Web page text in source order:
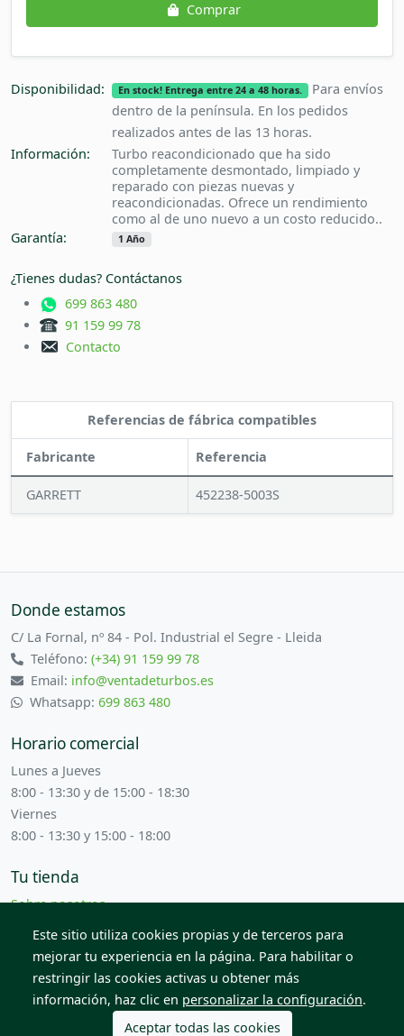
Comprar
Disponibilidad: En stock! Entrega entre 24 a 48 horas.
Para envíos
dentro de la península. En los pedidos
realizados antes de las 13 horas.
Información:
Turbo reacondicionado que ha sido
completamente desmontado, limpiado y
reparado con piezas nuevas y
reacondicionadas. Ofrece un rendimiento
como al de uno nuevo a un costo reducido..
Garantía:
1 Año
¿Tienes dudas? Contáctanos
699 863 480
91 159 99 78
Contacto
Referencias de fábrica compatibles
Fabricante Referencia
GARRETT 452238-5003S
Donde estamos
C/ La Fornal, nº 84 - Pol. Industrial el Segre - Lleida
Teléfono:(+34) 91 159 99 78
Email: info@ventadeturbos.es
Whatsapp: 699 863 480
Horario comercial
Lunes a Jueves
8:00 - 13:30 y de 15:00 - 18:30
Viernes
8:00 - 13:30 y 15:00 - 18:00
Tu tienda
Sobre nosotros
Términos y condiciones
Contacta con nosotros
© 2026 Todos los derechos reservados. Venta de Piezas
2012 S.L.
Este sitio utiliza cookies propias y de terceros para
mejorar tu experiencia en la página. Para habilitar o
restringir las cookies activas u obtener más
información, haz clic en personalizar la configuración.
Aceptar todas las cookies